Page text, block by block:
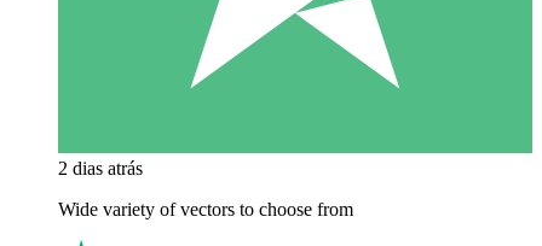
2 dias atrás
Wide variety of vectors to choose from